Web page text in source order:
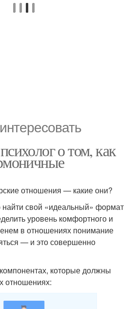
о том, как
отношения — какие они?
свой «идеальный» формат
уровень комфортного и
в отношениях понимание
— и это совершенно
которые должны
отношениях: